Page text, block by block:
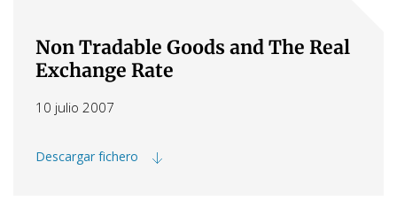
Non Tradable Goods and The Real
Exchange Rate
10 julio 2007
Descargar fichero